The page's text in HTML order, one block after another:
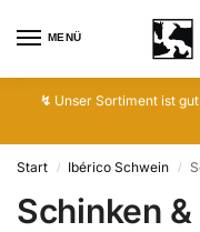
MENÜ
↯ Unser Sortiment ist
Start / Ibérico Schwein /
Schinken